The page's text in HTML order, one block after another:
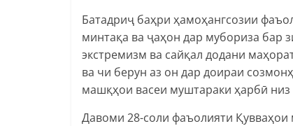
Батадриҷ баҳри ҳамоҳангсозии
минтақа ва ҷаҳон дар мубориза бар
экстремизм ва сайқал додани
ва чи берун аз он дар доираи
машқҳои васеи муштараки ҳарбӣ
Давоми 28-соли фаъолияти Қувваҳои